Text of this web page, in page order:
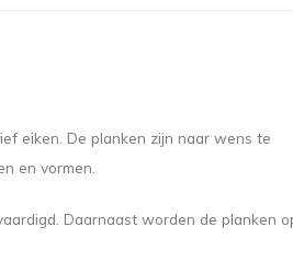
eiken. De planken zijn naar wens te
en vormen.
Daarnaast worden de planken